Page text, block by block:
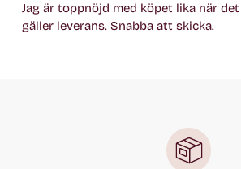
Jag är toppnöjd med köpet lika när det
gäller leverans. Snabba att skicka.